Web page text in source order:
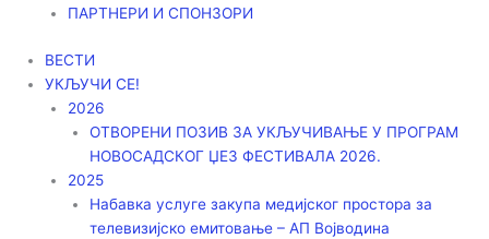
ПАРТНЕРИ И СПОНЗОРИ
ВЕСТИ
УКЉУЧИ СЕ!
2026
ОТВОРЕНИ ПОЗИВ ЗА УКЉУЧИВАЊЕ У ПРОГРАМ
НОВОСАДСКОГ ЏЕЗ ФЕСТИВАЛА 2026.
2025
Набавка услуге закупа медијског простора за
телевизијско емитовање – АП Војводинa